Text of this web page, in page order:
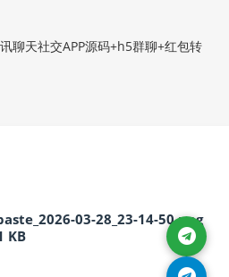
聊天社交APP源码+h5群聊+红包转
03-28_23-14-50.png
KB